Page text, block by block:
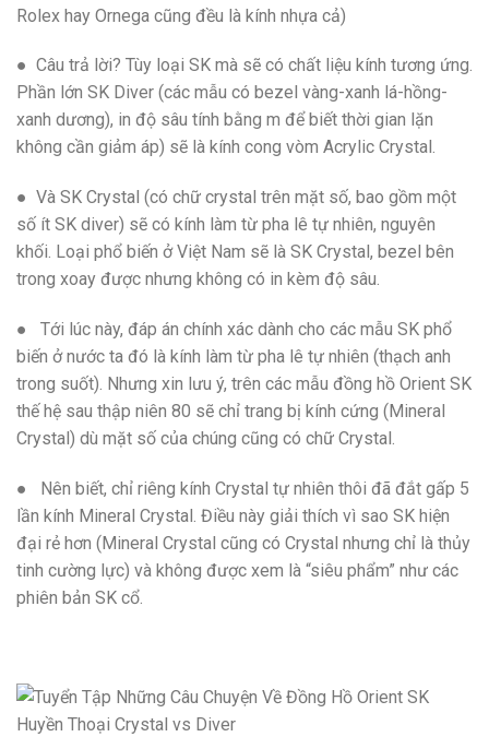
Rolex hay Ornega cũng đều là kính nhựa cả)
● Câu trả lời? Tùy loại SK mà sẽ có chất liệu kính tương ứng.
Phần lớn SK Diver (các mẫu có bezel vàng-xanh lá-hồng-
xanh dương), in độ sâu tính bằng m để biết thời gian lặn
không cần giảm áp) sẽ là kính cong vòm Acrylic Crystal.
● Và SK Crystal (có chữ crystal trên mặt số, bao gồm một
số ít SK diver) sẽ có kính làm từ pha lê tự nhiên, nguyên
khối. Loại phổ biến ở Việt Nam sẽ là SK Crystal, bezel bên
trong xoay được nhưng không có in kèm độ sâu.
● Tới lúc này, đáp án chính xác dành cho các mẫu SK phổ
biến ở nước ta đó là kính làm từ pha lê tự nhiên (thạch anh
trong suốt). Nhưng xin lưu ý, trên các mẫu đồng hồ Orient SK
thế hệ sau thập niên 80 sẽ chỉ trang bị kính cứng (Mineral
Crystal) dù mặt số của chúng cũng có chữ Crystal.
● Nên biết, chỉ riêng kính Crystal tự nhiên thôi đã đắt gấp 5
lần kính Mineral Crystal. Điều này giải thích vì sao SK hiện
đại rẻ hơn (Mineral Crystal cũng có Crystal nhưng chỉ là thủy
tinh cường lực) và không được xem là “siêu phẩm” như các
phiên bản SK cổ.